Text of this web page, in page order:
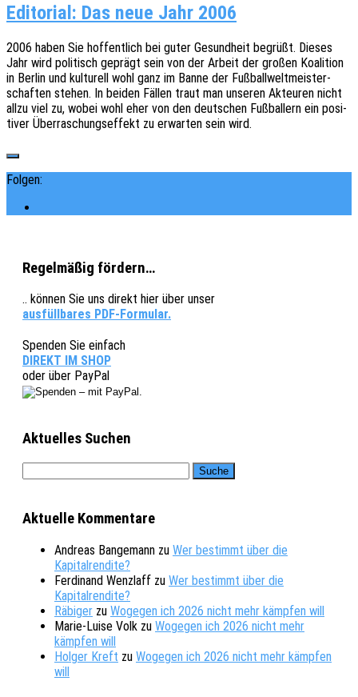
Editorial: Das neue Jahr 2006
2006 haben Sie hoffent­lich bei guter Gesund­heit begrüßt. Dieses
Jahr wird poli­tisch geprägt sein von der Arbeit der großen Koali­ti­on
in Berlin und kultu­rell wohl ganz im Banne der Fußball­welt­meis­ter­
schaf­ten stehen. In beiden Fällen traut man unse­ren Akteu­ren nicht
allzu viel zu, wobei wohl eher von den deut­schen Fußbal­lern ein posi­
ti­ver Über­ra­schungs­ef­fekt zu erwar­ten sein wird.
Folgen:
Regelmäßig fördern…
.. können Sie uns direkt hier über unser
ausfüllbares PDF-Formular.
Spenden Sie einfach
DIREKT IM SHOP
oder über PayPal
Aktuelles Suchen
Aktuelle Kommentare
Andreas Bangemann zu Wer bestimmt über die
Kapitalrendite?
Ferdinand Wenzlaff zu Wer bestimmt über die
Kapitalrendite?
Räbiger zu Wogegen ich 2026 nicht mehr kämpfen will
Marie-Luise Volk zu Wogegen ich 2026 nicht mehr
kämpfen will
Holger Kreft zu Wogegen ich 2026 nicht mehr kämpfen
will